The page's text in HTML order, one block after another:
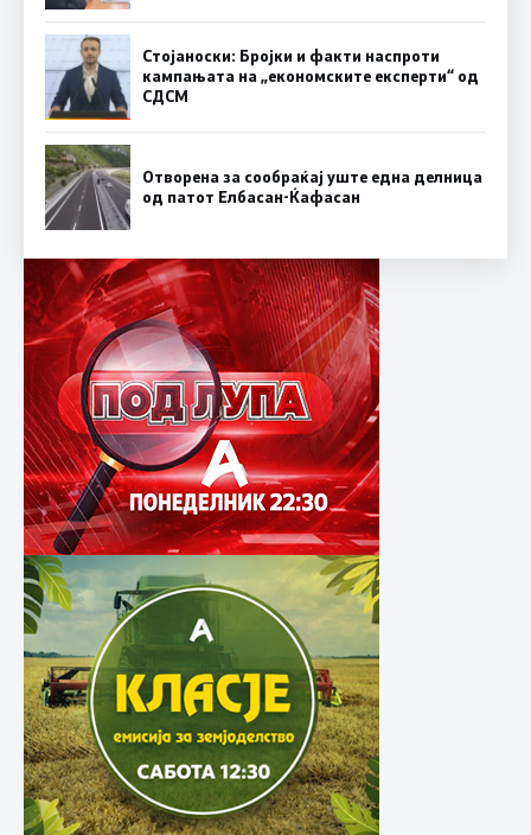
Стојаноски: Бројки и факти наспроти
кампањата на „економските експерти“ од
СДСM
Отворена за сообраќај уште една делница
од патот Елбасан-Ќафасан